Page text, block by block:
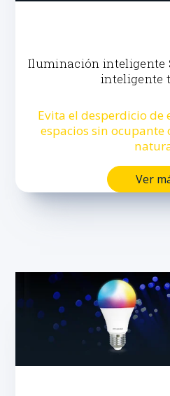
Iluminación inteligente
inteligente
Evita el desperdicio de
espacios sin ocupante
Ver